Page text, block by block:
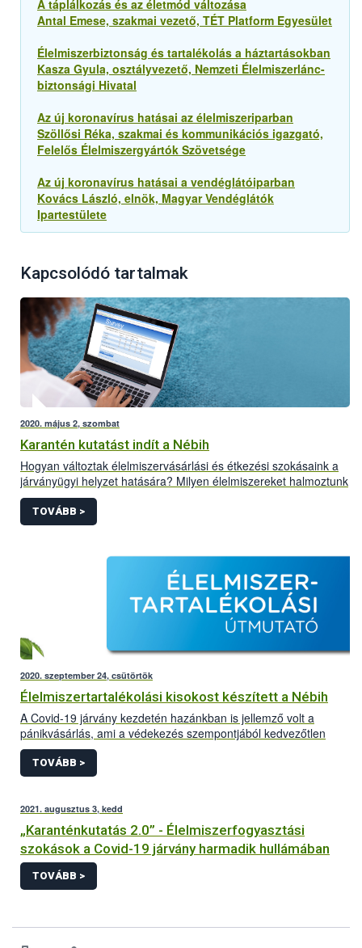
A táplálkozás és az életmód változása
Antal Emese, szakmai vezető, TÉT Platform Egyesület
Élelmiszerbiztonság és tartalékolás a háztartásokban
Kasza Gyula, osztályvezető, Nemzeti Élelmiszerlánc-
biztonsági Hivatal
Az új koronavírus hatásai az élelmiszeriparban
Szöllősi Réka, szakmai és kommunikációs igazgató,
Felelős Élelmiszergyártók Szövetsége
Az új koronavírus hatásai a vendéglátóiparban
Kovács László, elnök, Magyar Vendéglátók
Ipartestülete
Kapcsolódó tartalmak
2020. május 2, szombat
Karantén kutatást indít a Nébih
Hogyan változtak élelmiszervásárlási és étkezési szokásaink a
járványügyi helyzet hatására? Milyen élelmiszereket halmoztunk
fel? Mit kezdünk a tartalékokkal? Többek között ezekre a
kérdésekre keresik a választ a Nébih kutatói, a Debreceni
Egyetem Gazdaságtudományi Kar Marketing és Kereskedelem
TOVÁBB >
2020. szeptember 24, csütörtök
Élelmiszertartalékolási kisokost készített a Nébih
A Covid-19 járvány kezdetén hazánkban is jellemző volt a
pánikvásárlás, ami a védekezés szempontjából kedvezőtlen
tömegjeleneteket eredményezett az üzletekben. A hasonló
helyzetek elkerülése érdekében élelmiszertartalékolási
útmutatót állítottak össze a Nemzeti Élelmiszerlánc-biztonsági
olyan szakszerű, gyakorlati tanácsokkal látja el a lakosságot,
ami nem csak a különböző veszélyhelyzetekben hasznos, de
hatékonyan segíti a tudatos otthoni „készletgazdálkodást”, így
az élelmiszerpazarlás csökkentését is.
TOVÁBB >
2021. augusztus 3, kedd
„Karanténkutatás 2.0” - Élelmiszerfogyasztási
szokások a Covid-19 járvány harmadik hullámában
TOVÁBB >